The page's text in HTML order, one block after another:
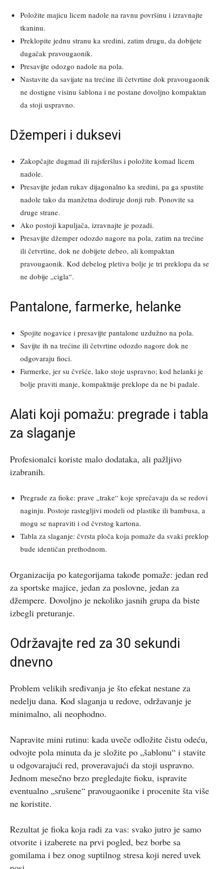
Položite majicu licem nadole na ravnu površinu i izravnajte
tkaninu.
Preklopite jednu stranu ka sredini, zatim drugu, da dobijete
dugačak pravougaonik.
Presavijte odozgo nadole na pola.
Nastavite da savijate na trećine ili četvrtine dok pravougaonik
ne dostigne visinu šablona i ne postane dovoljno kompaktan
da stoji uspravno.
Džemperi i duksevi
Zakopčajte dugmad ili rajsferšlus i položite komad licem
nadole.
Presavijte jedan rukav dijagonalno ka sredini, pa ga spustite
nadole tako da manžetna dodiruje donji rub. Ponovite sa
druge strane.
Ako postoji kapuljača, izravnajte je pozadi.
Presavijte džemper odozdo nagore na pola, zatim na trećine
ili četvrtine, dok ne dobijete debeo, ali kompaktan
pravougaonik. Kod debelog pletiva bolje je tri preklopa da se
ne dobije „cigla“.
Pantalone, farmerke, helanke
Spojite nogavice i presavijte pantalone uzdužno na pola.
Savijte ih na trećine ili četvrtine odozdo nagore dok ne
odgovaraju fioci.
Farmerke, jer su čvršće, lako stoje uspravno; kod helanki je
bolje praviti manje, kompaktnije preklope da ne bi padale.
Alati koji pomažu: pregrade i tabla
za slaganje
Profesionalci koriste malo dodataka, ali pažljivo
izabranih.
Pregrade za fioke: prave „trake“ koje sprečavaju da se redovi
naginju. Postoje rastegljivi modeli od plastike ili bambusa, a
mogu se napraviti i od čvrstog kartona.
Tabla za slaganje: čvrsta ploča koja pomaže da svaki preklop
bude identičan prethodnom.
Organizacija po kategorijama takođe pomaže: jedan red
za sportske majice, jedan za poslovne, jedan za
džempere. Dovoljno je nekoliko jasnih grupa da biste
izbegli preturanje.
Održavajte red za 30 sekundi
dnevno
Problem velikih sređivanja je što efekat nestane za
nedelju dana. Kod slaganja u redove, održavanje je
minimalno, ali neophodno.
Napravite mini rutinu: kada uveče odložite čistu odeću,
odvojte pola minuta da je složite po „šablonu“ i stavite
u odgovarajući red, proveravajući da stoji uspravno.
Jednom mesečno brzo pregledajte fioku, ispravite
eventualno „srušene“ pravougaonike i procenite šta više
ne koristite.
Rezultat je fioka koja radi za vas: svako jutro je samo
otvorite i izaberete na prvi pogled, bez borbe sa
gomilama i bez onog suptilnog stresa koji nered uvek